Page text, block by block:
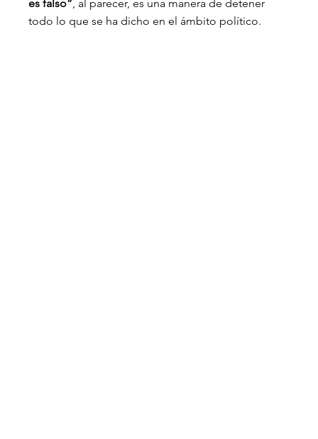
es falso” , al parecer, es una manera de detener
todo lo que se ha dicho en el ámbito político.